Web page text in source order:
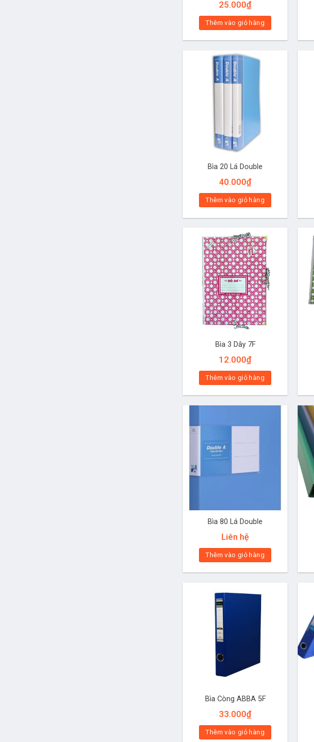
25.000₫
Thêm vào giỏ hàng
Bìa 20 Lá Double
40.000₫
Thêm vào giỏ hàng
Bìa 3 Dây 7F
12.000₫
Thêm vào giỏ hàng
Bìa 80 Lá Double
Liên hệ
Thêm vào giỏ hàng
Bìa Còng ABBA 5F
33.000₫
Thêm vào giỏ hàng